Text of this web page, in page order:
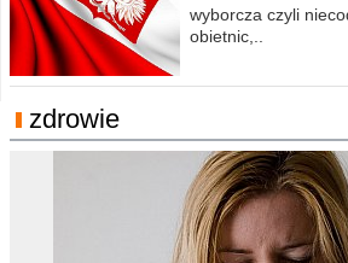
wyborcza czyli
obietnic,..
zdrowie